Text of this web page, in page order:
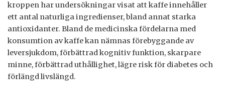
kroppen har undersökningar visat att kaffe innehåller
ett antal naturliga ingredienser, bland annat starka
antioxidanter. Bland de medicinska fördelarna med
konsumtion av kaffe kan nämnas förebyggande av
leversjukdom, förbättrad kognitiv funktion, skarpare
minne, förbättrad uthållighet, lägre risk för diabetes och
förlängd livslängd.